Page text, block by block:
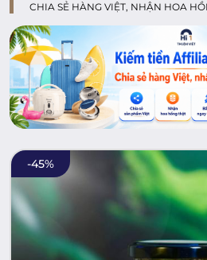
CHIA SẺ HÀNG VIỆT, NHẬN HOA
-45%